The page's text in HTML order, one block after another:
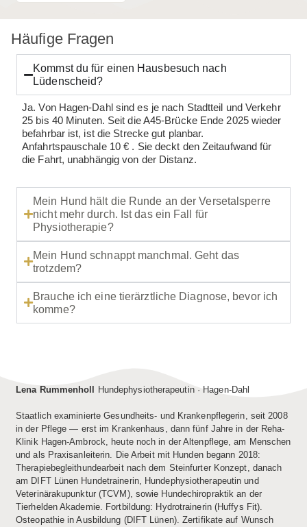
Häufige Fragen
Kommst du für einen Hausbesuch nach
Lüdenscheid?
Ja. Von Hagen-Dahl sind es je nach Stadtteil und Verkehr
25 bis 40 Minuten. Seit die A45-Brücke Ende 2025 wieder
befahrbar ist, ist die Strecke gut planbar.
Anfahrtspauschale 10 € . Sie deckt den Zeitaufwand für
die Fahrt, unabhängig von der Distanz.
Mein Hund hält die Runde an der Versetalsperre
nicht mehr durch. Ist das ein Fall für
Physiotherapie?
Mein Hund schnappt manchmal. Geht das
trotzdem?
Brauche ich eine tierärztliche Diagnose, bevor ich
komme?
Lena Rummenholl Hundephysiotherapeutin · Hagen-Dahl
Staatlich examinierte Gesundheits- und Krankenpflegerin, seit 2008
in der Pflege — erst im Krankenhaus, dann fünf Jahre in der Reha-
Klinik Hagen-Ambrock, heute noch in der Altenpflege, am Menschen
und als Praxisanleiterin. Die Arbeit mit Hunden begann 2018:
Therapiebegleithundearbeit nach dem Steinfurter Konzept, danach
am DIFT Lünen Hundetrainerin, Hundephysiotherapeutin und
Veterinärakupunktur (TCVM), sowie Hundechiropraktik an der
Tierhelden Akademie. Fortbildung: Hydrotrainerin (Huffys Fit).
Osteopathie in Ausbildung (DIFT Lünen). Zertifikate auf Wunsch